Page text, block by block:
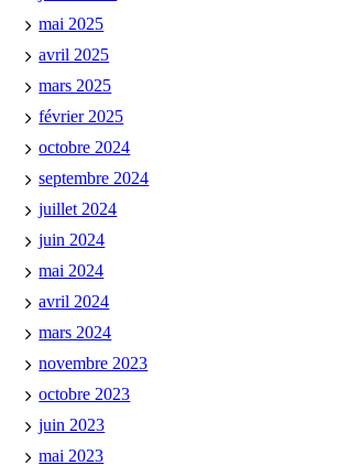
mai 2025
avril 2025
mars 2025
février 2025
octobre 2024
septembre 2024
juillet 2024
juin 2024
mai 2024
avril 2024
mars 2024
novembre 2023
octobre 2023
juin 2023
mai 2023